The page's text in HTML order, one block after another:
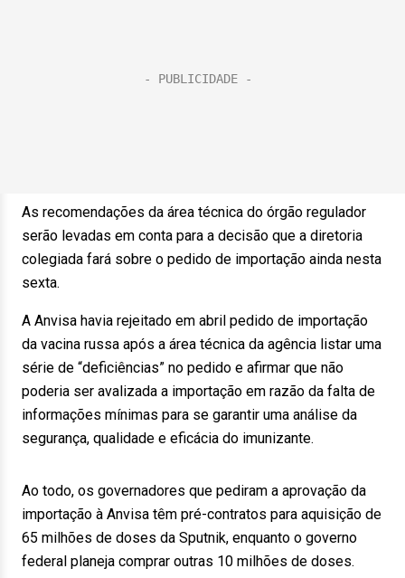
As recomendações da área técnica do órgão regulador
serão levadas em conta para a decisão que a diretoria
colegiada fará sobre o pedido de importação ainda nesta
sexta.
A Anvisa havia rejeitado em abril pedido de importação
da vacina russa após a área técnica da agência listar uma
série de “deficiências” no pedido e afirmar que não
poderia ser avalizada a importação em razão da falta de
informações mínimas para se garantir uma análise da
segurança, qualidade e eficácia do imunizante.
Ao todo, os governadores que pediram a aprovação da
importação à Anvisa têm pré-contratos para aquisição de
65 milhões de doses da Sputnik, enquanto o governo
federal planeja comprar outras 10 milhões de doses.